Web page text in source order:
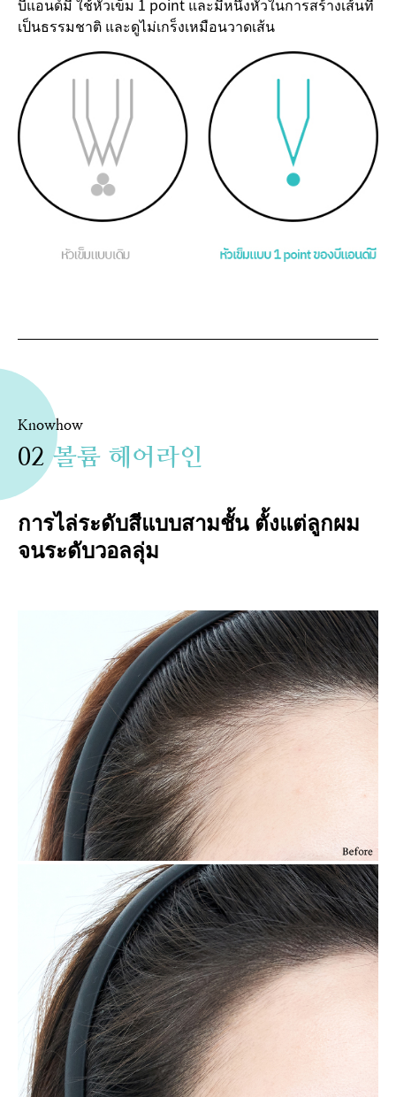
เป็นธรรมชาติ และดูไม่เกร็งเหมือนวาดเส้น
Knowhow
02 볼륨 헤어라인
การไล่ระดับสีแบบสามชั้น ตั้งแต่ลูกผม
จนระดับวอลลุ่ม